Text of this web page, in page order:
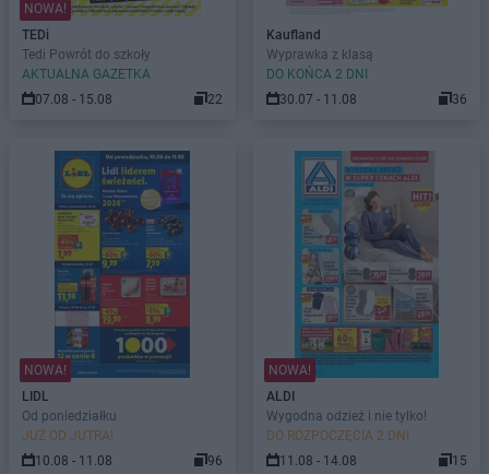
NOWA!
TEDi
Tedi Powrót do szkoły
AKTUALNA GAZETKA
07.08 - 15.08
22
Kaufland
Wyprawka z klasą
DO KOŃCA 2 DNI
30.07 - 11.08
36
NOWA!
LIDL
Od poniedziałku
JUŻ OD JUTRA!
10.08 - 11.08
96
NOWA!
ALDI
Wygodna odzież i nie tylko!
DO ROZPOCZĘCIA 2 DNI
11.08 - 14.08
15